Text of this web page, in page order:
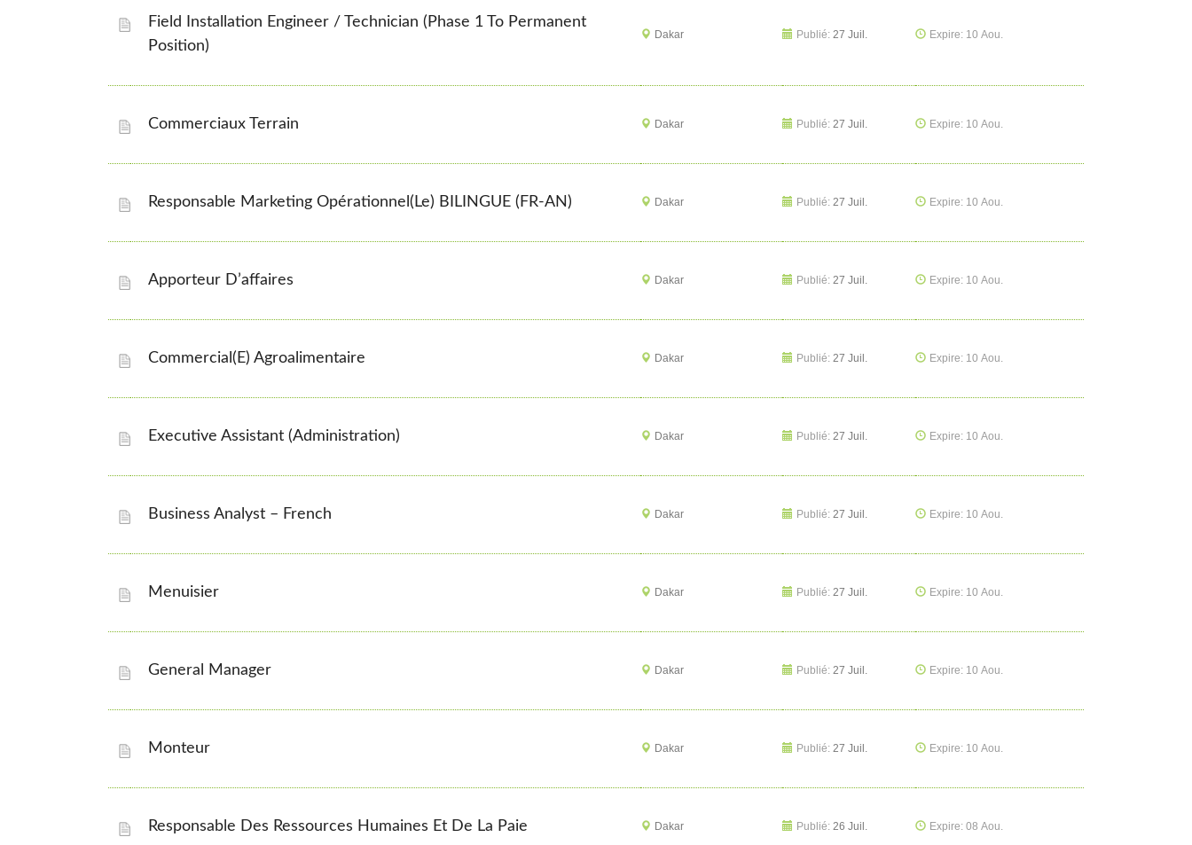
Field Installation Engineer / Technician (Phase 1 To Permanent
Position)
Dakar Publié: 27 Juil. Expire: 10 Aou.
Commerciaux Terrain Dakar Publié: 27 Juil. Expire: 10 Aou.
Responsable Marketing Opérationnel(le) BILINGUE (FR-AN) Dakar Publié: 27 Juil. Expire: 10 Aou.
Apporteur D’affaires Dakar Publié: 27 Juil. Expire: 10 Aou.
Commercial(e) Agroalimentaire Dakar Publié: 27 Juil. Expire: 10 Aou.
Executive Assistant (Administration) Dakar Publié: 27 Juil. Expire: 10 Aou.
Business Analyst – French Dakar Publié: 27 Juil. Expire: 10 Aou.
Menuisier Dakar Publié: 27 Juil. Expire: 10 Aou.
General Manager Dakar Publié: 27 Juil. Expire: 10 Aou.
Monteur Dakar Publié: 27 Juil. Expire: 10 Aou.
Responsable Des Ressources Humaines Et De La Paie Dakar Publié: 26 Juil. Expire: 08 Aou.